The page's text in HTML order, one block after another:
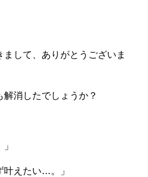
して、ありがとうございま
消したでしょうか？
叶えたい…。」